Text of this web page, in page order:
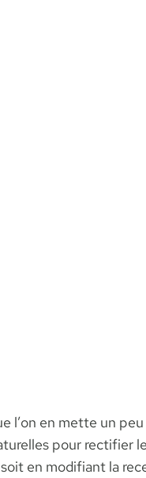
l’on en mette un
pour rectifier
en modifiant la